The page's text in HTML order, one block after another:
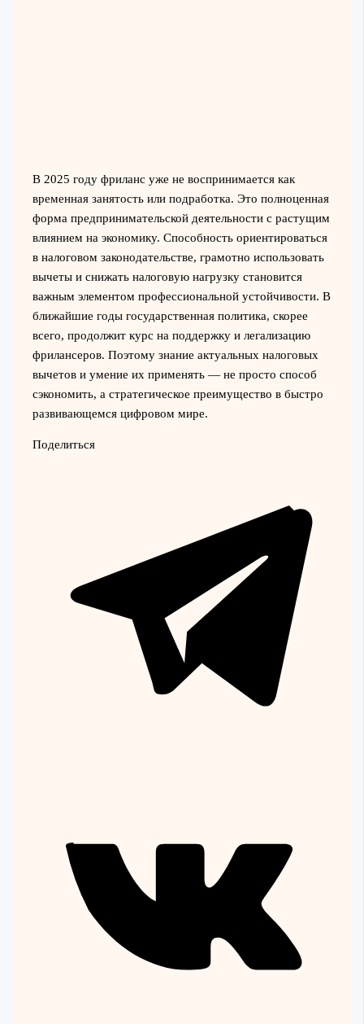
В 2025 году фриланс уже не воспринимается как
временная занятость или подработка. Это полноценная
форма предпринимательской деятельности с растущим
влиянием на экономику. Способность ориентироваться
в налоговом законодательстве, грамотно использовать
вычеты и снижать налоговую нагрузку становится
важным элементом профессиональной устойчивости. В
ближайшие годы государственная политика, скорее
всего, продолжит курс на поддержку и легализацию
фрилансеров. Поэтому знание актуальных налоговых
вычетов и умение их применять — не просто способ
сэкономить, а стратегическое преимущество в быстро
развивающемся цифровом мире.
Поделиться